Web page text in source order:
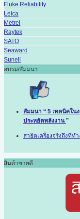
Fluke Reliability
Leica
Metrel
Raytek
SATO
Seaward
Sunell
อบรม/สัมมนา
สัมมนา “ 5 เทคนิคใน
ประหยัดพลังงาน ”
สาธิตเครื่องจริงถึงที่ท
สินค้าขายดี